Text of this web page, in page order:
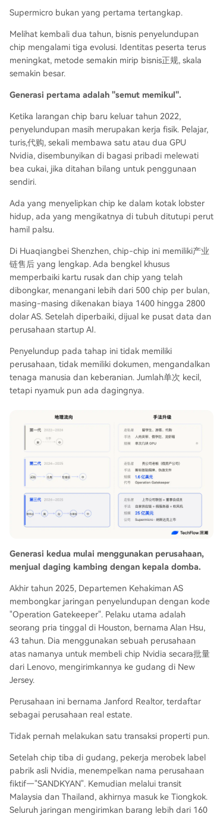
Supermicro bukan yang pertama tertangkap.
Melihat kembali dua tahun, bisnis penyelundupan
chip mengalami tiga evolusi. Identitas peserta terus
meningkat, metode semakin mirip bisnis正规, skala
semakin besar.
Generasi pertama adalah "semut memikul".
Ketika larangan chip baru keluar tahun 2022,
penyelundupan masih merupakan kerja fisik. Pelajar,
turis,代购, sekali membawa satu atau dua GPU
Nvidia, disembunyikan di bagasi pribadi melewati
bea cukai, jika ditahan bilang untuk penggunaan
sendiri.
Ada yang menyelipkan chip ke dalam kotak lobster
hidup, ada yang mengikatnya di tubuh ditutupi perut
hamil palsu.
Di Huaqiangbei Shenzhen, chip-chip ini memiliki产业
链售后 yang lengkap. Ada bengkel khusus
memperbaiki kartu rusak dan chip yang telah
dibongkar, menangani lebih dari 500 chip per bulan,
masing-masing dikenakan biaya 1400 hingga 2800
dolar AS. Setelah diperbaiki, dijual ke pusat data dan
perusahaan startup AI.
Penyelundup pada tahap ini tidak memiliki
perusahaan, tidak memiliki dokumen, mengandalkan
tenaga manusia dan keberanian. Jumlah单次 kecil,
tetapi nyamuk pun ada dagingnya.
Generasi kedua mulai menggunakan perusahaan,
menjual daging kambing dengan kepala domba.
Akhir tahun 2025, Departemen Kehakiman AS
membongkar jaringan penyelundupan dengan kode
"Operation Gatekeeper". Pelaku utama adalah
seorang pria tinggal di Houston, bernama Alan Hsu,
43 tahun. Dia menggunakan sebuah perusahaan
atas namanya untuk membeli chip Nvidia secara批量
dari Lenovo, mengirimkannya ke gudang di New
Jersey.
Perusahaan ini bernama Janford Realtor, terdaftar
sebagai perusahaan real estate.
Tidak pernah melakukan satu transaksi properti pun.
Setelah chip tiba di gudang, pekerja merobek label
pabrik asli Nvidia, menempelkan nama perusahaan
fiktif—"SANDKYAN". Kemudian melalui transit
Malaysia dan Thailand, akhirnya masuk ke Tiongkok.
Seluruh jaringan mengirimkan barang lebih dari 160